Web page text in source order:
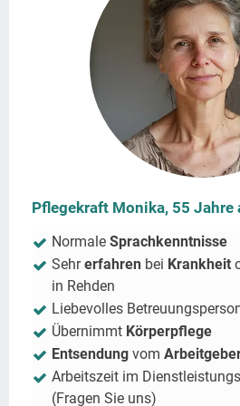
Pflegekraft Monika, 55 Jahre
Normale Sprachkenntnisse
Sehrerfahren bei Krankheit
in Rehden
Liebevolles
Übernimmt Körperpflege
Entsendung vom
Arbeitszeit im
(Fragen Sie uns)